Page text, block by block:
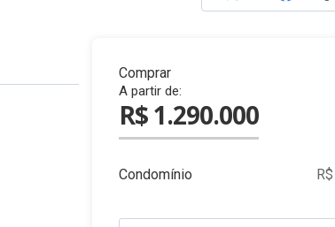
Comprar
A partir de:
R$ 1.290.000
Condomínio